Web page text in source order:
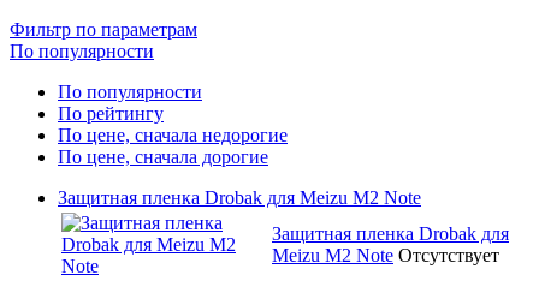
Фильтр по параметрам
По популярности
По популярности
По рейтингу
По цене, сначала недорогие
По цене, сначала дорогие
Защитная пленка Drobak для Meizu M2 Note
Защитная пленка Drobak для
Meizu M2 Note Отсутствует